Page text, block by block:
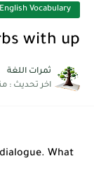
English Vocabulary
with up
ثمرات اللغة
اخر تحديث :
What